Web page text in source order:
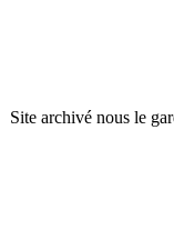
Site archivé nous le